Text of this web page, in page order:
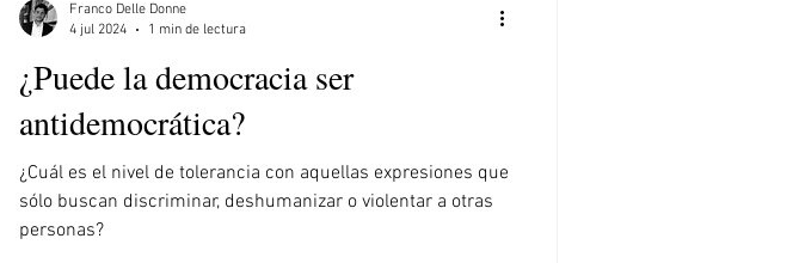
Formación Entrevista
Irán Trump
¿Puede la democracia ser
antidemocrática?
¿Cuál es el nivel de tolerancia con aquellas expresiones que
sólo buscan discriminar, deshumanizar o violentar a otras
personas?
Franco Delle Donne
4 jul 2024
1 min de lectura